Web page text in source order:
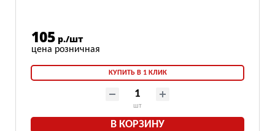
105 р./шт
КУПИТЬ В 1 КЛИК
шт
В КОРЗИНУ